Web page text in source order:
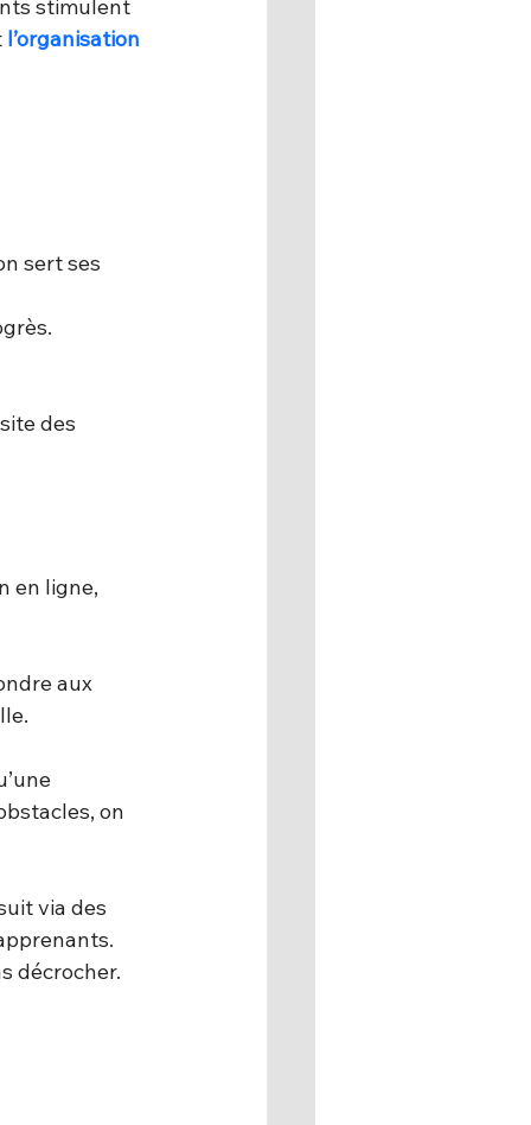
stimulent
l’organisation
sert ses
des
en ligne,
aux
on
via des
décrocher.